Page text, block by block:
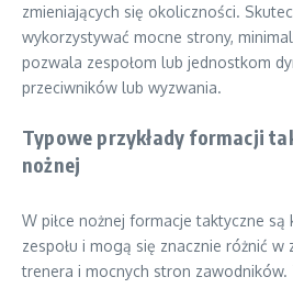
zmieniających się okoliczności.
wykorzystywać mocne strony,
pozwala zespołom lub jednostkom
przeciwników lub wyzwania.
Typowe przykłady formacji
nożnej
W piłce nożnej formacje taktyczne
zespołu i mogą się znacznie różnić
trenera i mocnych stron